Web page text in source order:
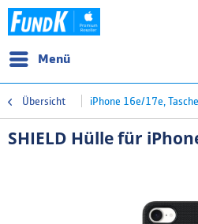
Menü
Übersicht iPhone 16e/17e,
SHIELD Hülle für